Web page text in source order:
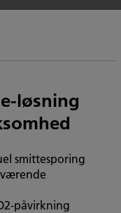
løsning
smittesporing
påvirkning